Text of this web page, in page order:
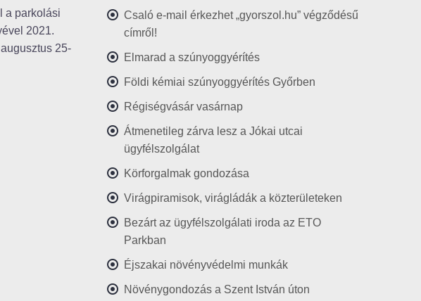
a parkolási
2021.
25-
Csaló e-mail érkezhet „gyorszol.hu” végződésű
címről!
Elmarad a szúnyoggyérítés
Földi kémiai szúnyoggyérítés Győrben
Régiségvásár vasárnap
Átmenetileg zárva lesz a Jókai utcai
ügyfélszolgálat
Körforgalmak gondozása
Virágpiramisok, virágládák a közterületeken
Bezárt az ügyfélszolgálati iroda az ETO
Parkban
Éjszakai növényvédelmi munkák
Növénygondozás a Szent István úton